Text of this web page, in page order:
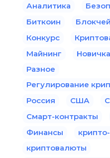
Аналитика
Биткоин
Конкурс
Майнинг
Разное
Регулирование
Россия
США
Смарт-контракты
Финансы
криптовалюты